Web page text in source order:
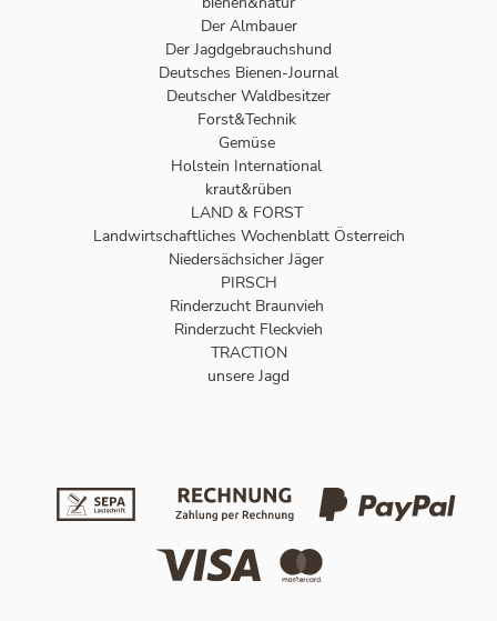
Der Almbauer
Der Jagdgebrauchshund
Deutsches Bienen-Journal
Deutscher Waldbesitzer
Forst&Technik
Gemüse
Holstein International
kraut&rüben
LAND & FORST
Landwirtschaftliches Wochenblatt Österreich
Niedersächsicher Jäger
PIRSCH
Rinderzucht Braunvieh
Rinderzucht Fleckvieh
TRACTION
unsere Jagd